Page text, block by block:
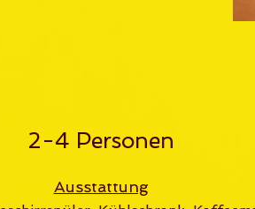
2-4 Personen
Ausstattung